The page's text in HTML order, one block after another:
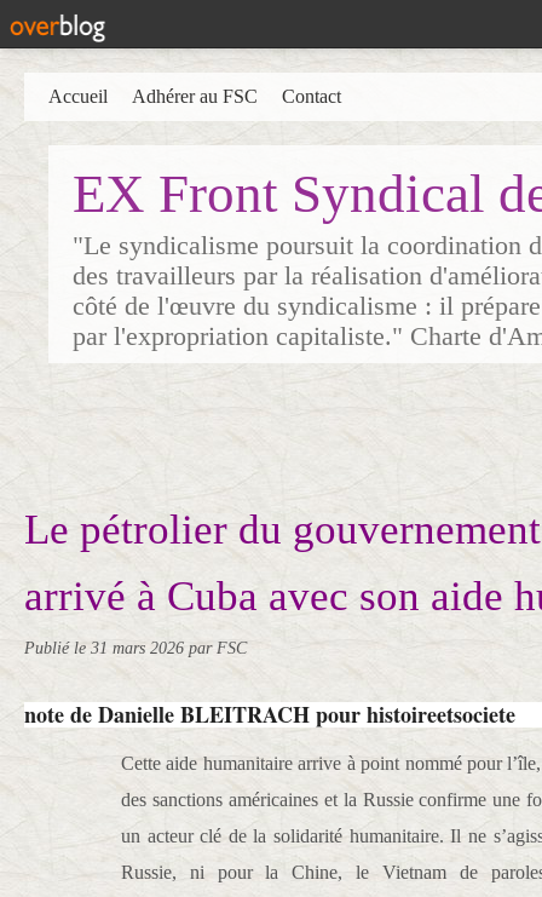
EX Front Syndical
"Le syndicalisme poursuit la coordination
des travailleurs par la réalisation
côté de l'œuvre du syndicalisme : il
par l'expropriation capitaliste." Charte
Accueil Adhérer au FSC Contact
Le pétrolier du
arrivé à Cuba avec son aide
Publié le 31 mars 2026 par FSC
note de Danielle BLEITRACH pour histoireetsociete
Cette aide humanitaire arrive à point nommé pour
des sanctions américaines et la Russie confirme une
un acteur clé de la solidarité humanitaire. Il ne
Russie, ni pour la Chine, le Vietnam de